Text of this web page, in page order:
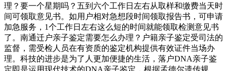
理？要一个星期吗？五到六个工作日左右从取样和缴费当天时
间可领取意见书。如用户相对急想段时间领取报告书，可申请
加急服务，1个工作日左右这么短的时间就能领取检测意见书
了。南通迁户亲子鉴定需要怎么办理？户籍亲子鉴定受司法的
监督，需受检人员在有资质的鉴定机构提供有效证件当场办
理。科技的进步是为了人更加便捷的生活，落户DNA亲子鉴
定即是运用现代技术的DNA亲子鉴定，根据孟德尔遗传规